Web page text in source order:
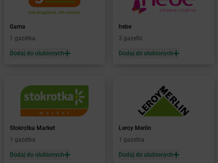
Białka
Białka Tatrzańska
Żabka
Żabka Bialogard
Żabka Białogóra
Żabka Biały Dunajec
Żabka Białystok
Żabka Bibice
Żabka Biecz
Żabka Biedrusko
Żabka Bielany Wrocławskie
Gama
1 gazetka
Dodaj do ulubionych
hebe
3 gazetki
Dodaj do ulubionych
Stokrotka Market
1 gazetka
Dodaj do ulubionych
Leroy Merlin
1 gazetka
Dodaj do ulubionych